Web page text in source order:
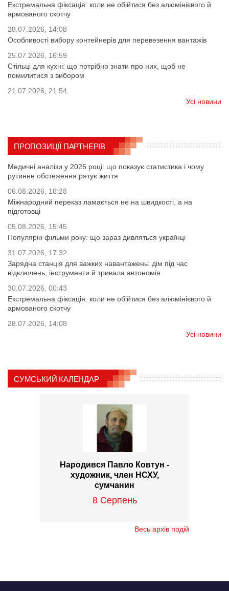
Екстремальна фіксація: коли не обійтися без алюмінієвого й
армованого скотчу
28.07.2026, 14:08
Особливості вибору контейнерів для перевезення вантажів
25.07.2026, 16:59
Стільці для кухні: що потрібно знати про них, щоб не
помилитися з вибором
21.07.2026, 21:54
Усі новини
ПРОПОЗИЦІЇ ПАРТНЕРІВ
Медичні аналізи у 2026 році: що показує статистика і чому
рутинне обстеження рятує життя
06.08.2026, 18:28
Міжнародний переказ ламається не на швидкості, а на
підготовці
05.08.2026, 15:45
Популярні фільми року: що зараз дивляться українці
31.07.2026, 17:32
Зарядна станція для важких навантажень: дім під час
відключень, інструменти й тривала автономія
30.07.2026, 00:43
Екстремальна фіксація: коли не обійтися без алюмінієвого й
армованого скотчу
28.07.2026, 14:08
Усі новини
СУМСЬКИЙ КАЛЕНДАР
Народився Павло Ковтун -
художник, член НСХУ,
сумчанин
8 Серпень
Весь архів подій